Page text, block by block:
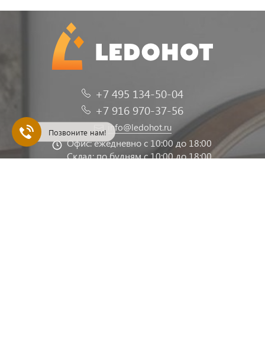
+7 495 134-50-04
+7 916 970-37-56
info@ledohot.ru
Офис: ежедневно с 10:00 до 18:00
Склад: по будням с 10:00 до 18:00
Позвоните нам!